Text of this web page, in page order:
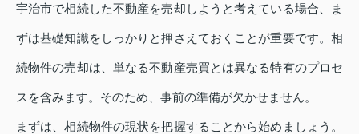
宇治市で相続した不動産を売却しようと考えている場合、ま
ずは基礎知識をしっかりと押さえておくことが重要です。相
続物件の売却は、単なる不動産売買とは異なる特有のプロセ
スを含みます。そのため、事前の準備が欠かせません。
まずは、相続物件の現状を把握することから始めましょう。